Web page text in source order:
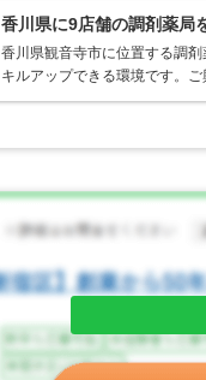
香川県に9店舗の調剤薬局
香川県観音寺市に位置する調
キルアップできる環境です。